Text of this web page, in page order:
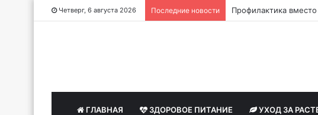
Четверг, 6 августа 2026 Последние новости Профилактика вместо
ГЛАВНАЯ ЗДОРОВОЕ ПИТАНИЕ УХОД ЗА